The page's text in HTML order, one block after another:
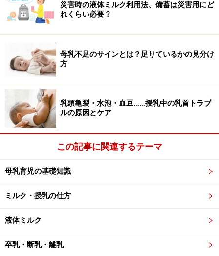
消毒した哺乳瓶に必要量のミルクをスプーンですり
一度煮沸した70度以上のお湯を、やけどに注意しな
がらできあがり量の3分の2ほどまで注ぎます
乳首、フードをしっかりつけ、哺乳瓶を振ってミル
災害時の液体ミルク利用法、備蓄は災害用にど
れくらい必要？
母乳不足のサインとは？足りているかの見分け
方
乳頭亀裂・水泡・血豆……授乳中の乳首トラブ
ルの原因とケア
この記事に関連するテーマ
母乳育児の基礎知識
ミルク・授乳の仕方
液体ミルク
卒乳・断乳・離乳